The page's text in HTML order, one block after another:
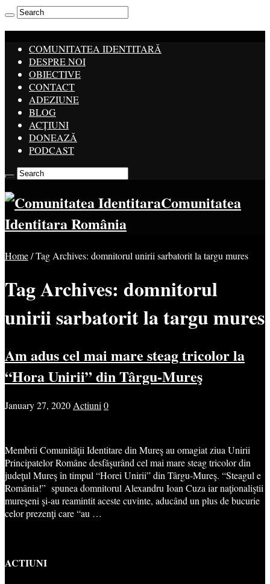
COMUNITATEA IDENTITARĂ
DESPRE NOI
OBIECTIVE
CONTACT
ADEZIUNE
BLOG
ACȚIUNI
DONEAZĂ
PODCAST
Comunitatea
Identitara România
Home/Tag Archives: domnitorul unirii sarbatorit la targu mures
Tag Archives: domnitorul
unirii sarbatorit la targu mures
Am adus cel mai mare steag tricolor la
“Hora Unirii” din Târgu-Mureş
January 27, 2020 Actiuni 0
Membrii Comunităţii Identitare din Mureş au omagiat ziua Unirii
Principatelor Române desfăşurând cel mai mare steag tricolor din
judeţul Mureş în timpul “Horei Unirii” din Târgu-Mureş. “Steagul e
România!” spunea domnitorul Alexandru Ioan Cuza iar naţionaliştii
mureşeni şi-au reamintit aceste cuvinte, aducând un plus de bucurie
celor prezenţi care “au …
ACTIUNI